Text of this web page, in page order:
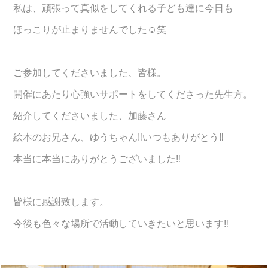
私は、頑張って真似をしてくれる子ども達に今日も
ほっこりが止まりませんでした☺️笑
ご参加してくださいました、皆様。
開催にあたり心強いサポートをしてくださった先生方。
紹介してくださいました、加藤さん
絵本のお兄さん、ゆうちゃん‼︎いつもありがとう‼︎
本当に本当にありがとうございました‼︎
皆様に感謝致します。
今後も色々な場所で活動していきたいと思います‼️